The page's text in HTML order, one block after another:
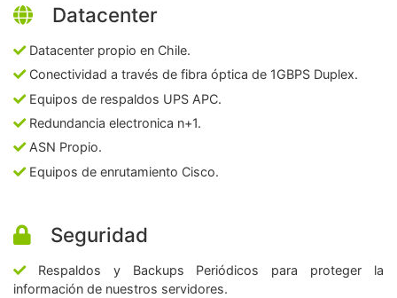
Datacenter
Datacenter propio en Chile.
Conectividad a través de fibra óptica de 1GBPS Duplex.
Equipos de respaldos UPS APC.
Redundancia electronica n+1.
ASN Propio.
Equipos de enrutamiento Cisco.
Seguridad
Respaldos y Backups Periódicos para proteger la
información de nuestros servidores.